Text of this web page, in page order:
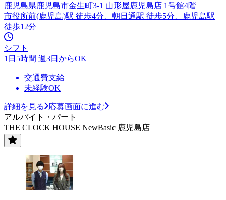
鹿児島県鹿児島市金生町3-1 山形屋鹿児島店 1号館4階
市役所前(鹿児島)駅 徒歩4分、朝日通駅 徒歩5分、鹿児島駅
徒歩12分
シフト
1日5時間 週3日からOK
交通費支給
未経験OK
詳細を見る
応募画面に進む
アルバイト・パート
THE CLOCK HOUSE NewBasic 鹿児島店